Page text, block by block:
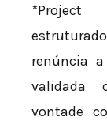
*Project
renúncia
validada
vontade